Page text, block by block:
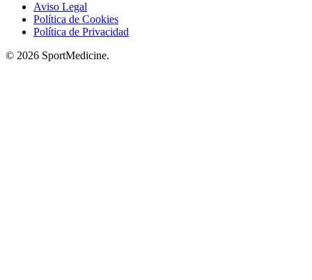
Aviso Legal
Política de Cookies
Política de Privacidad
© 2026 SportMedicine.